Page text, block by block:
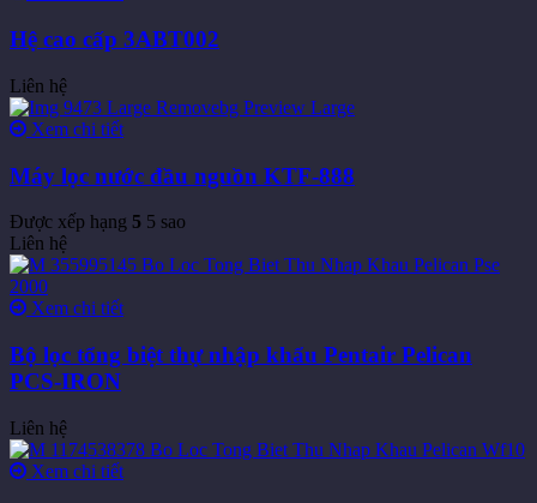
Hệ cao cấp 3ABT002
Liên hệ
Xem chi tiết
Máy lọc nước đầu nguồn KTF-888
Được xếp hạng 5 5 sao
Liên hệ
Xem chi tiết
Bộ lọc tổng biệt thự nhập khẩu Pentair Pelican
PCS-IRON
Liên hệ
Xem chi tiết